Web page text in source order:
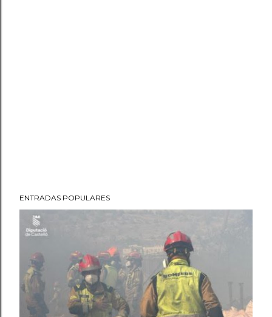
ENTRADAS POPULARES